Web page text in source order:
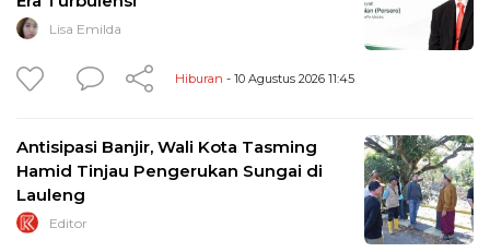
Lisa Emilda
Hiburan - 10 Agustus 2026 11:45
Antisipasi Banjir, Wali Kota Tasming
Hamid Tinjau Pengerukan Sungai di
Lauleng
Editor